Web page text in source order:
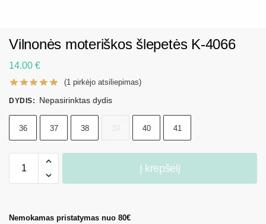
Vilnonės moteriškos šlepetės K-4066
14.00 €
(1 pirkėjo atsiliepimas)
DYDIS: Nepasirinktas dydis
36 37 38 40 41
Į krepšelį
Nemokamas pristatymas nuo 80€